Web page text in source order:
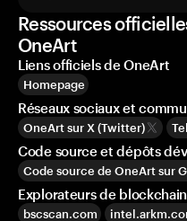
Ressources
OneArt
Liens officiels de OneArt
Homepage
Réseaux sociaux et
OneArt sur X (Twitter)
Code source et dépôts
Code source de OneArt sur
Explorateurs de
bscscan.com